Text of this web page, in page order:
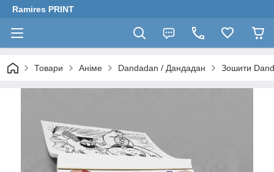
Ramires PRINT
Товари Аніме Dandadan / Дандадан Зошити